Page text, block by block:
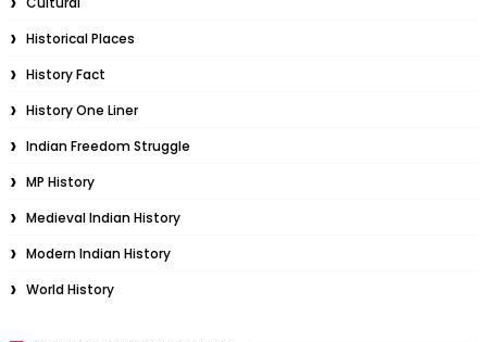
Historical Places
History Fact
History One Liner
Indian Freedom Struggle
MP History
Medieval Indian History
Modern Indian History
World History